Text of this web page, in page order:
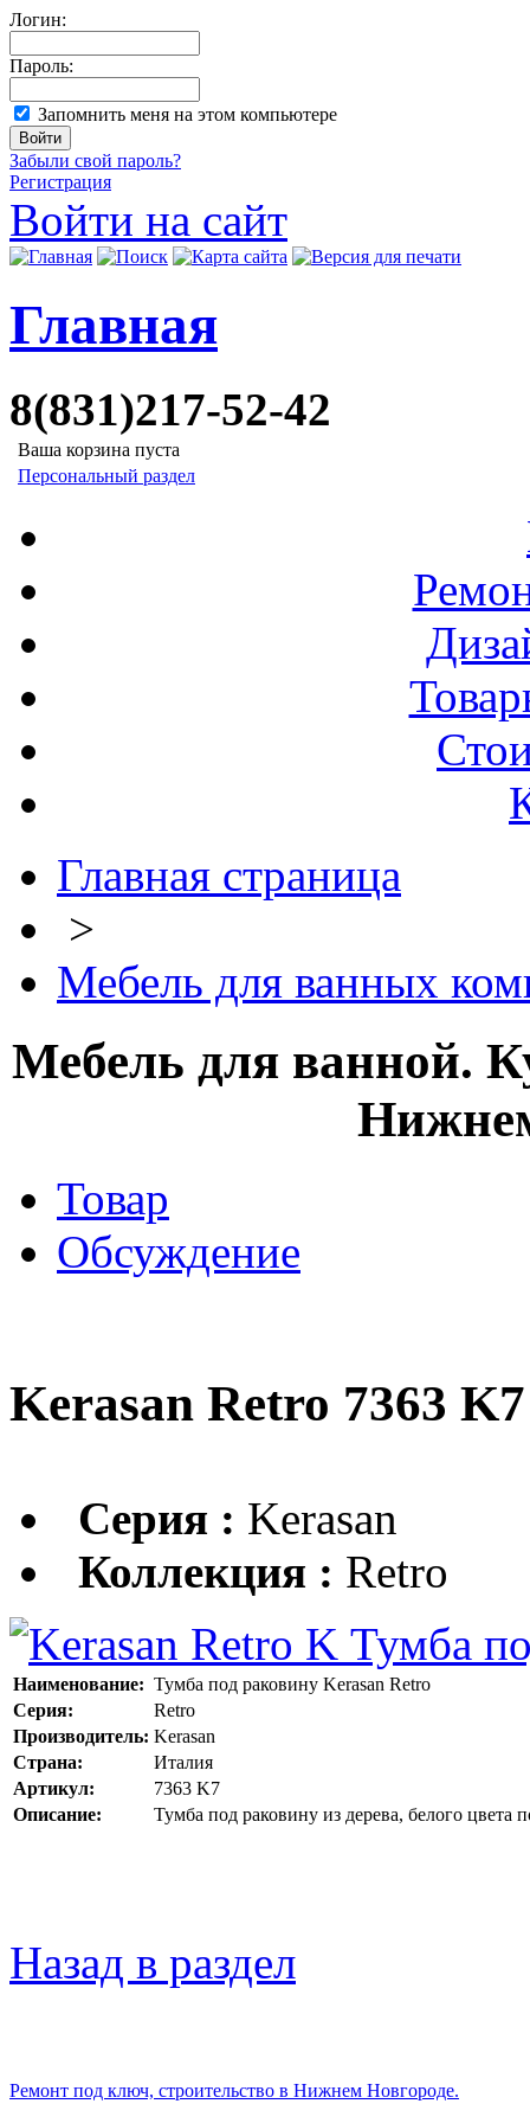
Логин:
Пароль:
Запомнить меня на этом компьютере
Забыли свой пароль?
Регистрация
Войти на сайт
Главная
8(831)217-52-42
Ваша корзина пуста
Персональный раздел
Главная страница
>
Мебель для ванных
Мебель для ванной.
Товар
Обсуждение
Kerasan Retro 7363
Серия : Kerasan
Коллекция : Retro
Наименование: Тумба под раковину Kerasan Retro
Серия:
Retro
Производитель: Kerasan
Страна:
Италия
Артикул:
7363 K7
Описание:
Тумба под раковину из дерева, белого цвета
Назад в раздел
Ремонт под ключ, строительство в Нижнем Новгороде.